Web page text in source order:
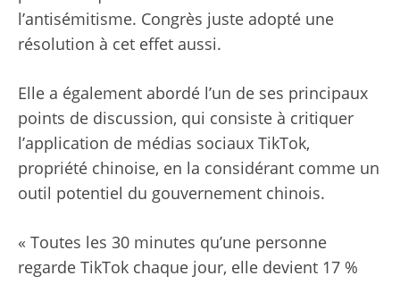
l’antisémitisme. Congrès juste adopté une
résolution à cet effet aussi.
Elle a également abordé l’un de ses principaux
points de discussion, qui consiste à critiquer
l’application de médias sociaux TikTok,
propriété chinoise, en la considérant comme un
outil potentiel du gouvernement chinois.
« Toutes les 30 minutes qu’une personne
regarde TikTok chaque jour, elle devient 17 %